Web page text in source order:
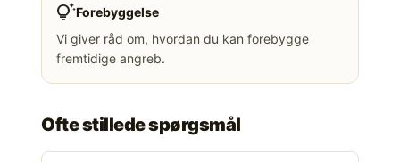
tips_and_updatesForebyggelse
Vi giver råd om, hvordan du kan forebygge
fremtidige angreb.
Ofte stillede spørgsmål